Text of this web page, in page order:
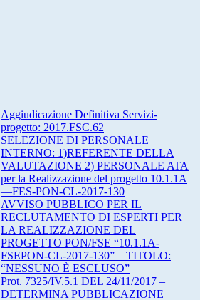
Aggiudicazione Definitiva Servizi-
progetto: 2017.FSC.62
SELEZIONE DI PERSONALE
INTERNO: 1)REFERENTE DELLA
VALUTAZIONE 2) PERSONALE ATA
per la Realizzazione del progetto 10.1.1A
—FES-PON-CL-2017-130
AVVISO PUBBLICO PER IL
RECLUTAMENTO DI ESPERTI PER
LA REALIZZAZIONE DEL
PROGETTO PON/FSE “10.1.1A-
FSEPON-CL-2017-130” – TITOLO:
“NESSUNO È ESCLUSO”
Prot. 7325/IV.5.1 DEL 24/11/2017 –
DETERMINA PUBBLICAZIONE